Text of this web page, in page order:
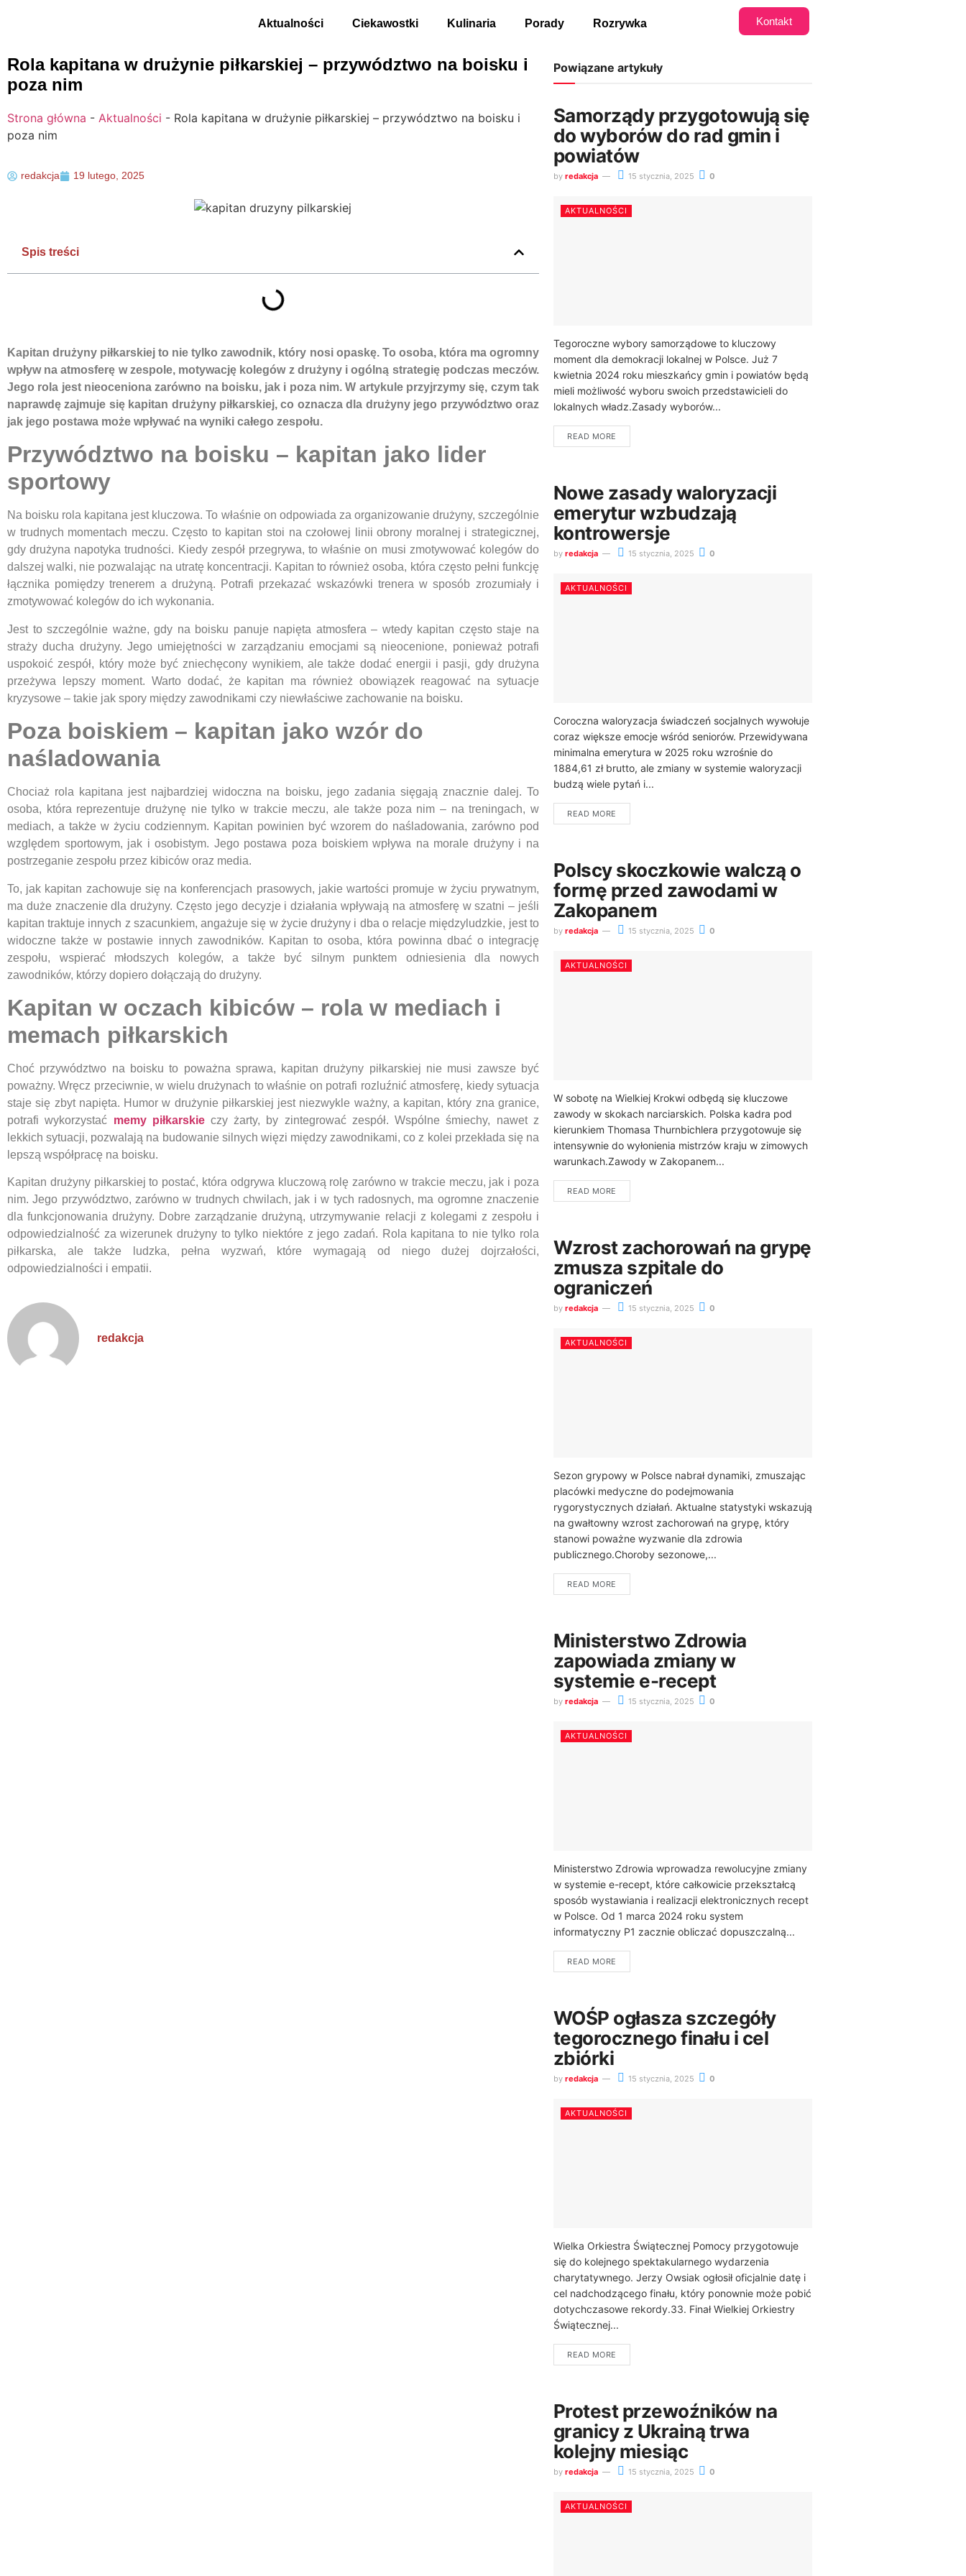
Aktualności Ciekawostki Kulinaria Porady Rozrywka Kontakt
Rola kapitana w drużynie piłkarskiej – przywództwo na boisku i
poza nim
Strona główna - Aktualności - Rola kapitana w drużynie piłkarskiej – przywództwo na boisku i
poza nim
redakcja 19 lutego, 2025
Spis treści
Kapitan drużyny piłkarskiej to nie tylko zawodnik, który nosi opaskę. To osoba, która ma ogromny
wpływ na atmosferę w zespole, motywację kolegów z drużyny i ogólną strategię podczas meczów.
Jego rola jest nieoceniona zarówno na boisku, jak i poza nim. W artykule przyjrzymy się, czym tak
naprawdę zajmuje się kapitan drużyny piłkarskiej, co oznacza dla drużyny jego przywództwo oraz
jak jego postawa może wpływać na wyniki całego zespołu.
Przywództwo na boisku – kapitan jako lider
sportowy
Na boisku rola kapitana jest kluczowa. To właśnie on odpowiada za organizowanie drużyny, szczególnie
w trudnych momentach meczu. Często to kapitan stoi na czołowej linii obrony moralnej i strategicznej,
gdy drużyna napotyka trudności. Kiedy zespół przegrywa, to właśnie on musi zmotywować kolegów do
dalszej walki, nie pozwalając na utratę koncentracji. Kapitan to również osoba, która często pełni funkcję
łącznika pomiędzy trenerem a drużyną. Potrafi przekazać wskazówki trenera w sposób zrozumiały i
zmotywować kolegów do ich wykonania.
Jest to szczególnie ważne, gdy na boisku panuje napięta atmosfera – wtedy kapitan często staje na
straży ducha drużyny. Jego umiejętności w zarządzaniu emocjami są nieocenione, ponieważ potrafi
uspokoić zespół, który może być zniechęcony wynikiem, ale także dodać energii i pasji, gdy drużyna
przeżywa lepszy moment. Warto dodać, że kapitan ma również obowiązek reagować na sytuacje
kryzysowe – takie jak spory między zawodnikami czy niewłaściwe zachowanie na boisku.
Poza boiskiem – kapitan jako wzór do
naśladowania
Chociaż rola kapitana jest najbardziej widoczna na boisku, jego zadania sięgają znacznie dalej. To
osoba, która reprezentuje drużynę nie tylko w trakcie meczu, ale także poza nim – na treningach, w
mediach, a także w życiu codziennym. Kapitan powinien być wzorem do naśladowania, zarówno pod
względem sportowym, jak i osobistym. Jego postawa poza boiskiem wpływa na morale drużyny i na
postrzeganie zespołu przez kibiców oraz media.
To, jak kapitan zachowuje się na konferencjach prasowych, jakie wartości promuje w życiu prywatnym,
ma duże znaczenie dla drużyny. Często jego decyzje i działania wpływają na atmosferę w szatni – jeśli
kapitan traktuje innych z szacunkiem, angażuje się w życie drużyny i dba o relacje międzyludzkie, jest to
widoczne także w postawie innych zawodników. Kapitan to osoba, która powinna dbać o integrację
zespołu, wspierać młodszych kolegów, a także być silnym punktem odniesienia dla nowych
zawodników, którzy dopiero dołączają do drużyny.
Kapitan w oczach kibiców – rola w mediach i
memach piłkarskich
Choć przywództwo na boisku to poważna sprawa, kapitan drużyny piłkarskiej nie musi zawsze być
poważny. Wręcz przeciwnie, w wielu drużynach to właśnie on potrafi rozluźnić atmosferę, kiedy sytuacja
staje się zbyt napięta. Humor w drużynie piłkarskiej jest niezwykle ważny, a kapitan, który zna granice,
potrafi wykorzystać memy piłkarskieczy żarty, by zintegrować zespół. Wspólne śmiechy, nawet z
lekkich sytuacji, pozwalają na budowanie silnych więzi między zawodnikami, co z kolei przekłada się na
lepszą współpracę na boisku.
Kapitan drużyny piłkarskiej to postać, która odgrywa kluczową rolę zarówno w trakcie meczu, jak i poza
nim. Jego przywództwo, zarówno w trudnych chwilach, jak i w tych radosnych, ma ogromne znaczenie
dla funkcjonowania drużyny. Dobre zarządzanie drużyną, utrzymywanie relacji z kolegami z zespołu i
odpowiedzialność za wizerunek drużyny to tylko niektóre z jego zadań. Rola kapitana to nie tylko rola
piłkarska, ale także ludzka, pełna wyzwań, które wymagają od niego dużej dojrzałości,
odpowiedzialności i empatii.
redakcja
Powiązane artykuły
Samorządy przygotowują się
do wyborów do rad gmin i
powiatów
by redakcja 15 stycznia, 2025 0
AKTUALNOŚCI
Tegoroczne wybory samorządowe to kluczowy
moment dla demokracji lokalnej w Polsce. Już 7
kwietnia 2024 roku mieszkańcy gmin i powiatów będą
mieli możliwość wyboru swoich przedstawicieli do
lokalnych władz.Zasady wyborów...
READ MORE
Nowe zasady waloryzacji
emerytur wzbudzają
kontrowersje
by redakcja 15 stycznia, 2025 0
AKTUALNOŚCI
Coroczna waloryzacja świadczeń socjalnych wywołuje
coraz większe emocje wśród seniorów. Przewidywana
minimalna emerytura w 2025 roku wzrośnie do
1884,61 zł brutto, ale zmiany w systemie waloryzacji
budzą wiele pytań i...
READ MORE
Polscy skoczkowie walczą o
formę przed zawodami w
Zakopanem
by redakcja 15 stycznia, 2025 0
AKTUALNOŚCI
W sobotę na Wielkiej Krokwi odbędą się kluczowe
zawody w skokach narciarskich. Polska kadra pod
kierunkiem Thomasa Thurnbichlera przygotowuje się
intensywnie do wyłonienia mistrzów kraju w zimowych
warunkach.Zawody w Zakopanem...
READ MORE
Wzrost zachorowań na grypę
zmusza szpitale do
ograniczeń
by redakcja 15 stycznia, 2025 0
AKTUALNOŚCI
Sezon grypowy w Polsce nabrał dynamiki, zmuszając
placówki medyczne do podejmowania
rygorystycznych działań. Aktualne statystyki wskazują
na gwałtowny wzrost zachorowań na grypę, który
stanowi poważne wyzwanie dla zdrowia
publicznego.Choroby sezonowe,...
READ MORE
Ministerstwo Zdrowia
zapowiada zmiany w
systemie e-recept
by redakcja 15 stycznia, 2025 0
AKTUALNOŚCI
Ministerstwo Zdrowia wprowadza rewolucyjne zmiany
w systemie e-recept, które całkowicie przekształcą
sposób wystawiania i realizacji elektronicznych recept
w Polsce. Od 1 marca 2024 roku system
informatyczny P1 zacznie obliczać dopuszczalną...
READ MORE
WOŚP ogłasza szczegóły
tegorocznego finału i cel
zbiórki
by redakcja 15 stycznia, 2025 0
AKTUALNOŚCI
Wielka Orkiestra Świątecznej Pomocy przygotowuje
się do kolejnego spektakularnego wydarzenia
charytatywnego. Jerzy Owsiak ogłosił oficjalnie datę i
cel nadchodzącego finału, który ponownie może pobić
dotychczasowe rekordy.33. Finał Wielkiej Orkiestry
Świątecznej...
READ MORE
Protest przewoźników na
granicy z Ukrainą trwa
kolejny miesiąc
by redakcja 15 stycznia, 2025 0
AKTUALNOŚCI